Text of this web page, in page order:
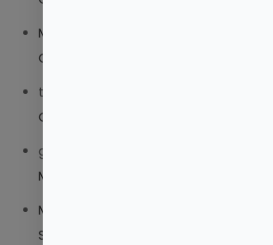
Mariana Pozo
COMPUESTO O TRIBEDOCE DX?
trolls_pipis
O TRIBEDOCE DX?
giovannaservin220
MUNICIPIO?
Mariana Pozo
SANITARIA CANARIA?